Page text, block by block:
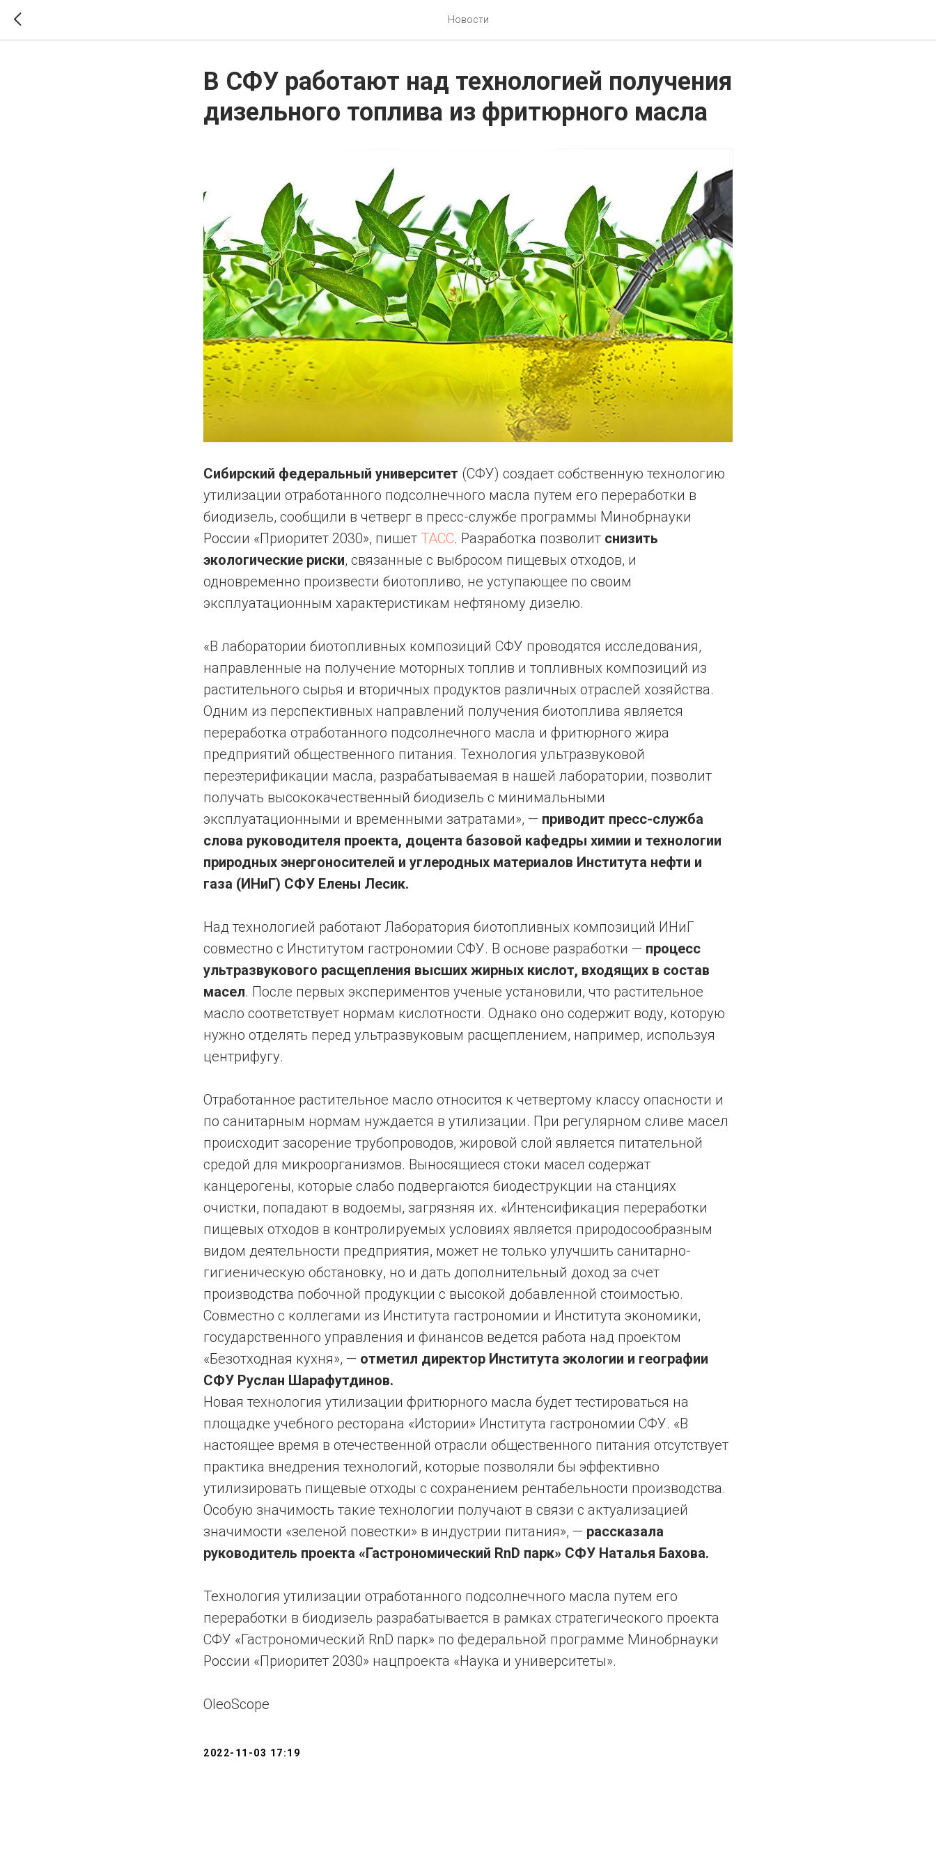
Новости
В СФУ работают над технологией получения
дизельного топлива из фритюрного масла
Сибирский федеральный университет (СФУ) создает собственную технологию
утилизации отработанного подсолнечного масла путем его переработки в
биодизель, сообщили в четверг в пресс-службе программы Минобрнауки
России «Приоритет 2030», пишет ТАСС. Разработка позволит снизить
экологические риски, связанные с выбросом пищевых отходов, и
одновременно произвести биотопливо, не уступающее по своим
эксплуатационным характеристикам нефтяному дизелю.
«В лаборатории биотопливных композиций СФУ проводятся исследования,
направленные на получение моторных топлив и топливных композиций из
растительного сырья и вторичных продуктов различных отраслей хозяйства.
Одним из перспективных направлений получения биотоплива является
переработка отработанного подсолнечного масла и фритюрного жира
предприятий общественного питания. Технология ультразвуковой
переэтерификации масла, разрабатываемая в нашей лаборатории, позволит
получать высококачественный биодизель с минимальными
эксплуатационными и временными затратами», — приводит пресс-служба
слова руководителя проекта, доцента базовой кафедры химии и технологии
природных энергоносителей и углеродных материалов Института нефти и
газа (ИНиГ) СФУ Елены Лесик.
Над технологией работают Лаборатория биотопливных композиций ИНиГ
совместно с Институтом гастрономии СФУ. В основе разработки — процесс
ультразвукового расщепления высших жирных кислот, входящих в состав
масел. После первых экспериментов ученые установили, что растительное
масло соответствует нормам кислотности. Однако оно содержит воду, которую
нужно отделять перед ультразвуковым расщеплением, например, используя
центрифугу.
Отработанное растительное масло относится к четвертому классу опасности и
по санитарным нормам нуждается в утилизации. При регулярном сливе масел
происходит засорение трубопроводов, жировой слой является питательной
средой для микроорганизмов. Выносящиеся стоки масел содержат
канцерогены, которые слабо подвергаются биодеструкции на станциях
очистки, попадают в водоемы, загрязняя их. «Интенсификация переработки
пищевых отходов в контролируемых условиях является природосообразным
видом деятельности предприятия, может не только улучшить санитарно-
гигиеническую обстановку, но и дать дополнительный доход за счет
производства побочной продукции с высокой добавленной стоимостью.
Совместно с коллегами из Института гастрономии и Института экономики,
государственного управления и финансов ведется работа над проектом
«Безотходная кухня», — отметил директор Института экологии и географии
СФУ Руслан Шарафутдинов.
Новая технология утилизации фритюрного масла будет тестироваться на
площадке учебного ресторана «Истории» Института гастрономии СФУ. «В
настоящее время в отечественной отрасли общественного питания отсутствует
практика внедрения технологий, которые позволяли бы эффективно
утилизировать пищевые отходы с сохранением рентабельности производства.
Особую значимость такие технологии получают в связи с актуализацией
значимости «зеленой повестки» в индустрии питания», — рассказала
руководитель проекта «Гастрономический RnD парк» СФУ Наталья Бахова.
Технология утилизации отработанного подсолнечного масла путем его
переработки в биодизель разрабатывается в рамках стратегического проекта
СФУ «Гастрономический RnD парк» по федеральной программе Минобрнауки
России «Приоритет 2030» нацпроекта «Наука и университеты».
OleoScope
2022-11-03 17:19